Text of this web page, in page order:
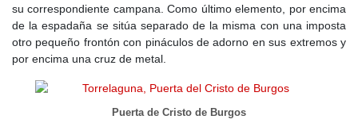
su correspondiente campana. Como último elemento, por encima
de la espadaña se sitúa separado de la misma con una imposta
otro pequeño frontón con pináculos de adorno en sus extremos y
por encima una cruz de metal.
Puerta de Cristo de Burgos